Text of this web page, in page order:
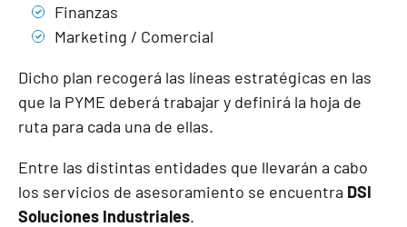
Finanzas
Marketing / Comercial
Dicho plan recogerá las líneas estratégicas en las
que la PYME deberá trabajar y definirá la hoja de
ruta para cada una de ellas.
Entre las distintas entidades que llevarán a cabo
los servicios de asesoramiento se encuentra DSI
Soluciones Industriales.